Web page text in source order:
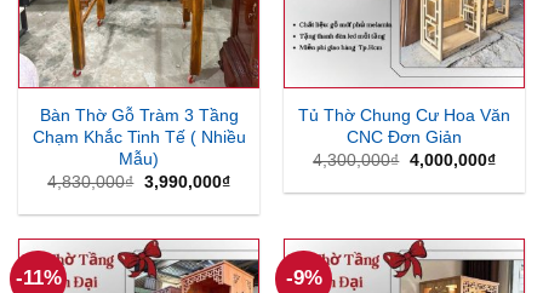
Bàn Thờ Gỗ Tràm 3 Tầng
Chạm Khắc Tinh Tế ( Nhiều
Mẫu)
4,830,000₫ Giá
là:
3,990,000₫Giá
tại
3,990,000₫.
Tủ Thờ Chung Cư Hoa Văn
CNC Đơn Giản
4,300,000₫ Giá
là:
4,000,000₫Giá
tại
-11% -9%